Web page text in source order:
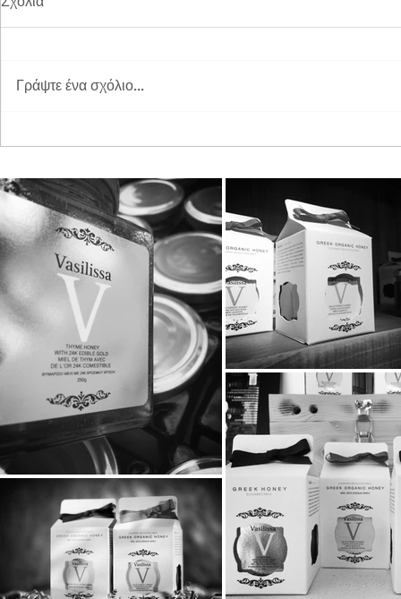
Exports Awards 2026
ξεχωριστή
Γράψτε ένα σχόλιο...